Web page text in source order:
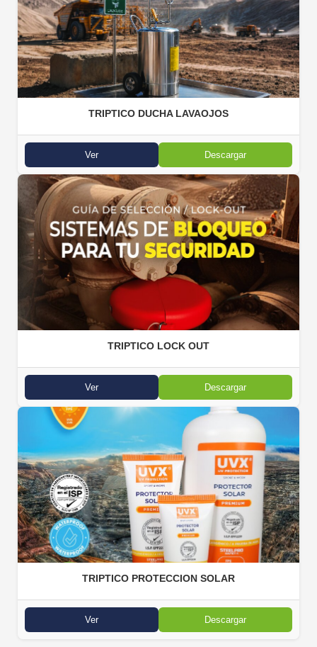
TRIPTICO DUCHA LAVAOJOS
Ver Descargar
TRIPTICO LOCK OUT
Ver Descargar
TRIPTICO PROTECCION SOLAR
Ver Descargar